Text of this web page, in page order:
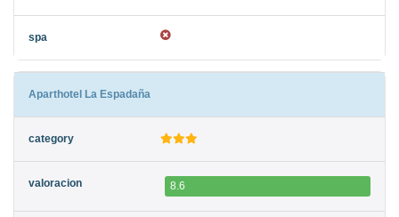
Aparthotel La Espadaña
8.6